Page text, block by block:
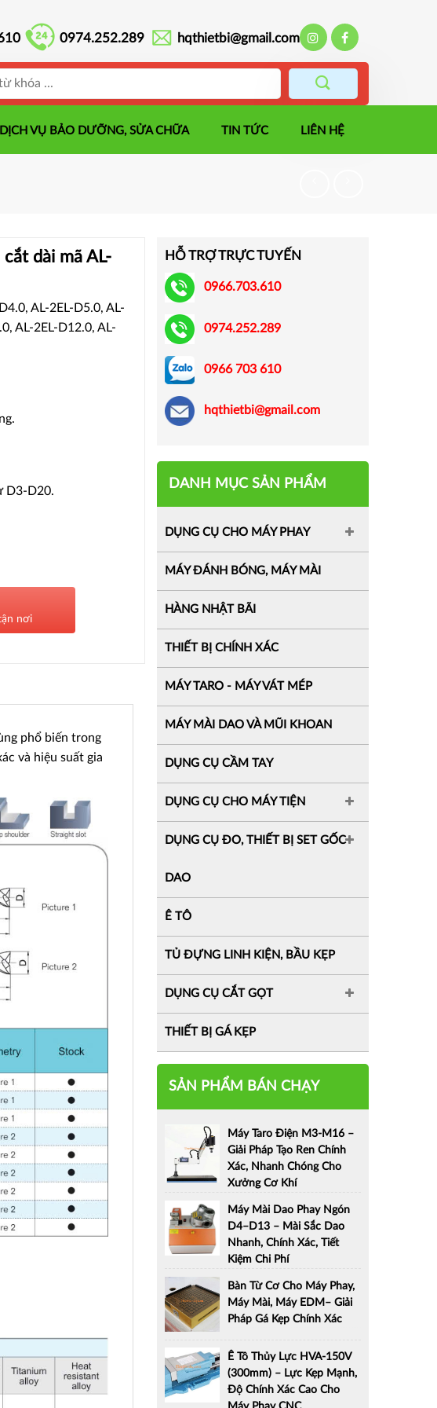
0974.252.289 hqthietbi@gmail.com
DỊCH VỤ BẢO DƯỠNG, SỬA CHỮA TIN TỨC LIÊN HỆ
HỖ TRỢ TRỰC TUYẾN
0966.703.610
0974.252.289
0966 703 610
hqthietbi@gmail.com
DANH MỤC SẢN PHẨM
DỤNG CỤ CHO MÁY PHAY
MÁY ĐÁNH BÓNG, MÁY MÀI
HÀNG NHẬT BÃI
THIẾT BỊ CHÍNH XÁC
MÁY TARO - MÁY VÁT MÉP
MÁY MÀI DAO VÀ MŨI KHOAN
DỤNG CỤ CẦM TAY
DỤNG CỤ CHO MÁY TIỆN
DỤNG CỤ ĐO, THIẾT BỊ SET GỐC
DAO
Ê TÔ
TỦ ĐỰNG LINH KIỆN, BẦU KẸP
DỤNG CỤ CẮT GỌT
THIẾT BỊ GÁ KẸP
SẢN PHẨM BÁN CHẠY
Máy Taro Điện M3-M16 –
Giải Pháp Tạo Ren Chính
Xác, Nhanh Chóng Cho
Xưởng Cơ Khí
Máy Mài Dao Phay Ngón
D4–D13 – Mài Sắc Dao
Nhanh, Chính Xác, Tiết
Kiệm Chi Phí
Bàn Từ Cơ Cho Máy Phay,
Máy Mài, Máy EDM– Giải
Pháp Gá Kẹp Chính Xác
Ê Tô Thủy Lực HVA-150V
(300mm) – Lực Kẹp Mạnh,
Độ Chính Xác Cao Cho
dài mã AL-
AL-2EL-D5.0, AL-
AL-2EL-D12.0, AL-
D3-D20.
nơi
phổ biến trong
và hiệu suất gia